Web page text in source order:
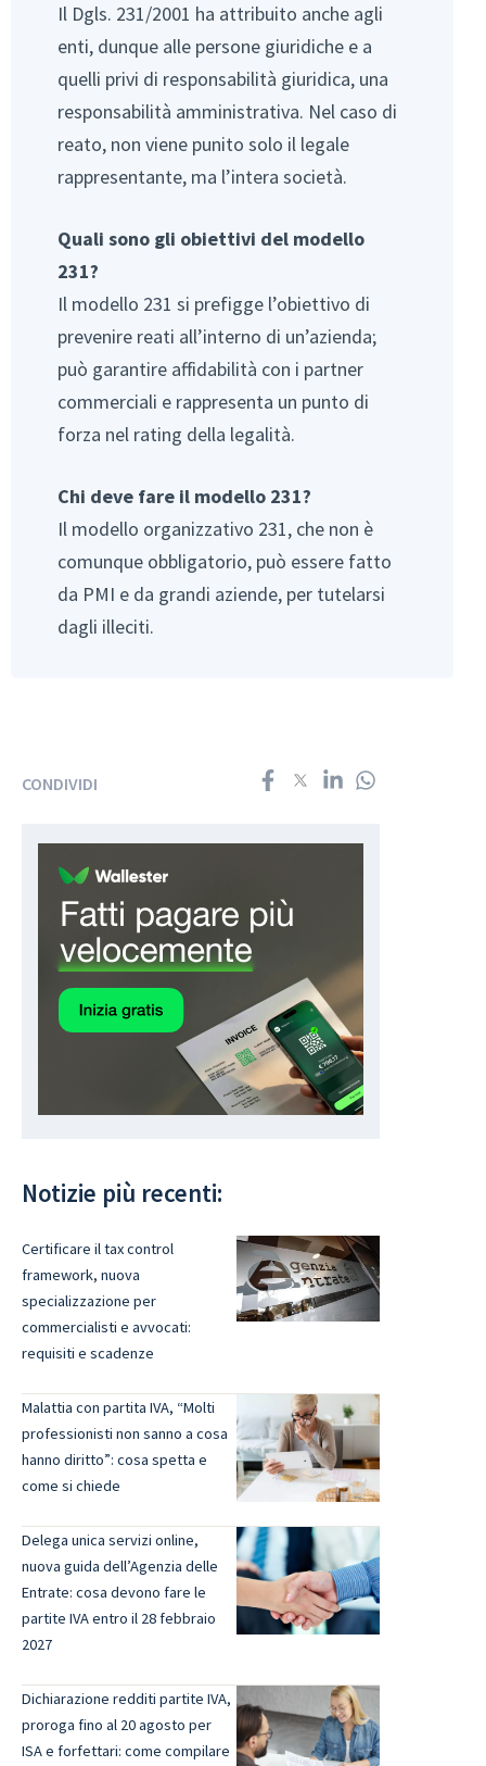
Il Dgls. 231/2001 ha attribuito anche agli
enti, dunque alle persone giuridiche e a
quelli privi di responsabilità giuridica, una
responsabilità amministrativa. Nel caso di
reato, non viene punito solo il legale
rappresentante, ma l’intera società.
Quali sono gli obiettivi del modello
231?
Il modello 231 si prefigge l’obiettivo di
prevenire reati all’interno di un’azienda;
può garantire affidabilità con i partner
commerciali e rappresenta un punto di
forza nel rating della legalità.
Chi deve fare il modello 231?
Il modello organizzativo 231, che non è
comunque obbligatorio, può essere fatto
da PMI e da grandi aziende, per tutelarsi
dagli illeciti.
CONDIVIDI
Notizie più recenti:
Certificare il tax control
framework, nuova
specializzazione per
commercialisti e avvocati:
requisiti e scadenze
Malattia con partita IVA, “Molti
professionisti non sanno a cosa
hanno diritto”: cosa spetta e
come si chiede
Delega unica servizi online,
nuova guida dell’Agenzia delle
Entrate: cosa devono fare le
partite IVA entro il 28 febbraio
2027
Dichiarazione redditi partite IVA,
proroga fino al 20 agosto per
ISA e forfettari: come compilare